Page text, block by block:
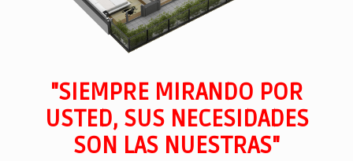
"SIEMPRE MIRANDO POR
USTED, SUS NECESIDADES
SON LAS NUESTRAS"